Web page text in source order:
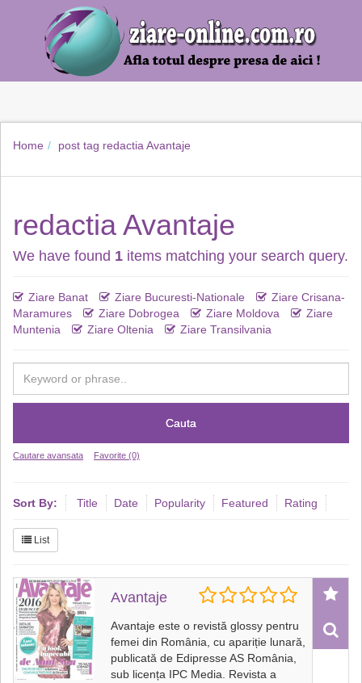
Home post tag redactia Avantaje
redactia Avantaje
We have found 1 items matching your search query.
Ziare Banat Ziare Bucuresti-Nationale
Ziare Crisana-
Maramures
Ziare Dobrogea Ziare Moldova
Ziare
Muntenia
Ziare Oltenia Ziare Transilvania
Cauta
Cautare avansata Favorite (0)
Sort By: Title Date Popularity Featured Rating
List
Avantaje
Avantaje este o revistă glossy pentru
femei din România, cu apariție lunară,
publicată de Edipresse AS România,
sub licența IPC Media. Revista a